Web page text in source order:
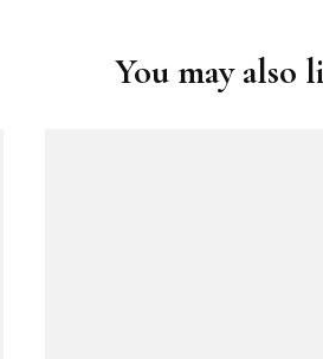
You may also